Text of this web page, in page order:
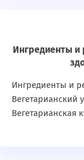
Ингредиенты и
Ингредиенты и
Вегетарианская